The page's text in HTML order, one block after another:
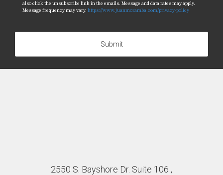
also click the unsubscribe link in the emails. Message and data rates may apply.
Message frequency may vary. https://www.juanmoramba.com/privacy-policy
Submit
2550 S. Bayshore Dr. Suite 106 ,